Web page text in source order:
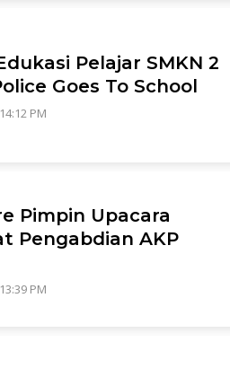
Pelajar SMKN 2
Goes To School
PM
Pimpin Upacara
Pengabdian AKP
PM